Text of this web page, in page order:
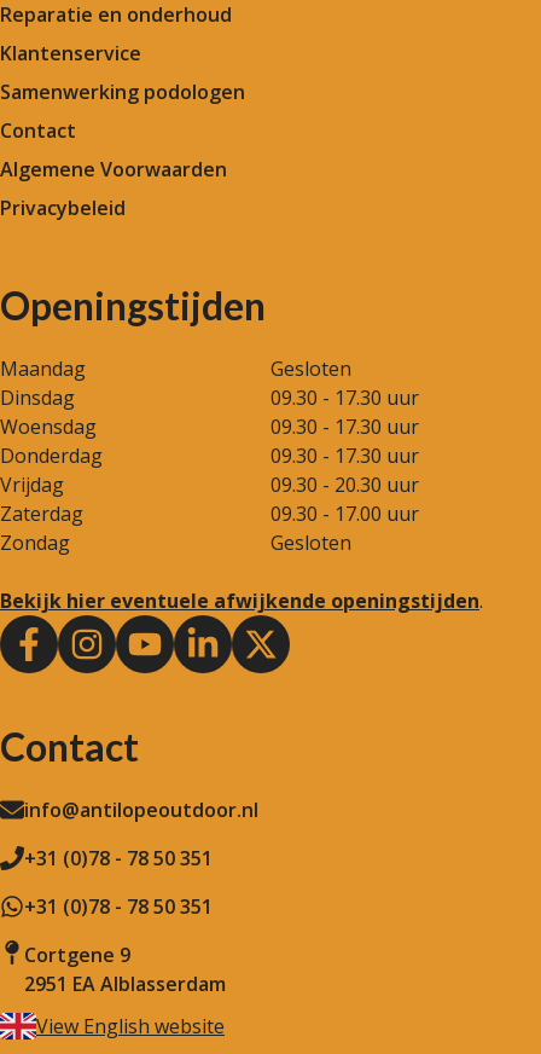
Reparatie en onderhoud
Klantenservice
Samenwerking podologen
Contact
Algemene Voorwaarden
Privacybeleid
Openingstijden
Maandag
Gesloten
Dinsdag
09.30 - 17.30 uur
Woensdag
09.30 - 17.30 uur
Donderdag
09.30 - 17.30 uur
Vrijdag
09.30 - 20.30 uur
Zaterdag
09.30 - 17.00 uur
Zondag
Gesloten
Bekijk hier eventuele afwijkende openingstijden.
Contact
info@antilopeoutdoor.nl
+31 (0)78 - 78 50 351
+31 (0)78 - 78 50 351
Cortgene 9
2951 EA Alblasserdam
View English website